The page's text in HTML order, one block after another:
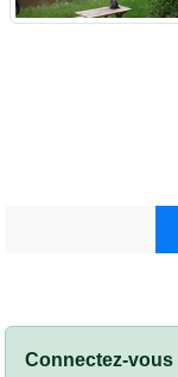
Connectez-vous